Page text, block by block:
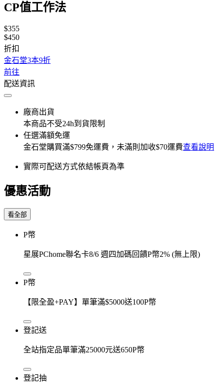
CP值工作法
$355
$450
折扣
金石堂3本9折
前往
配送資訊
廠商出貨
本商品不受24h到貨限制
任選滿額免運
金石堂購買滿$799免運費，未滿則加收$70運費查看說明
實際可配送方式依結帳頁為準
優惠活動
看全部
P幣
星展PChome聯名卡8/6 週四加碼回饋P幣2% (無上限)
P幣
【限全盈+PAY】單筆滿$5000送100P幣
登記送
全站指定品單筆滿25000元送650P幣
登記抽